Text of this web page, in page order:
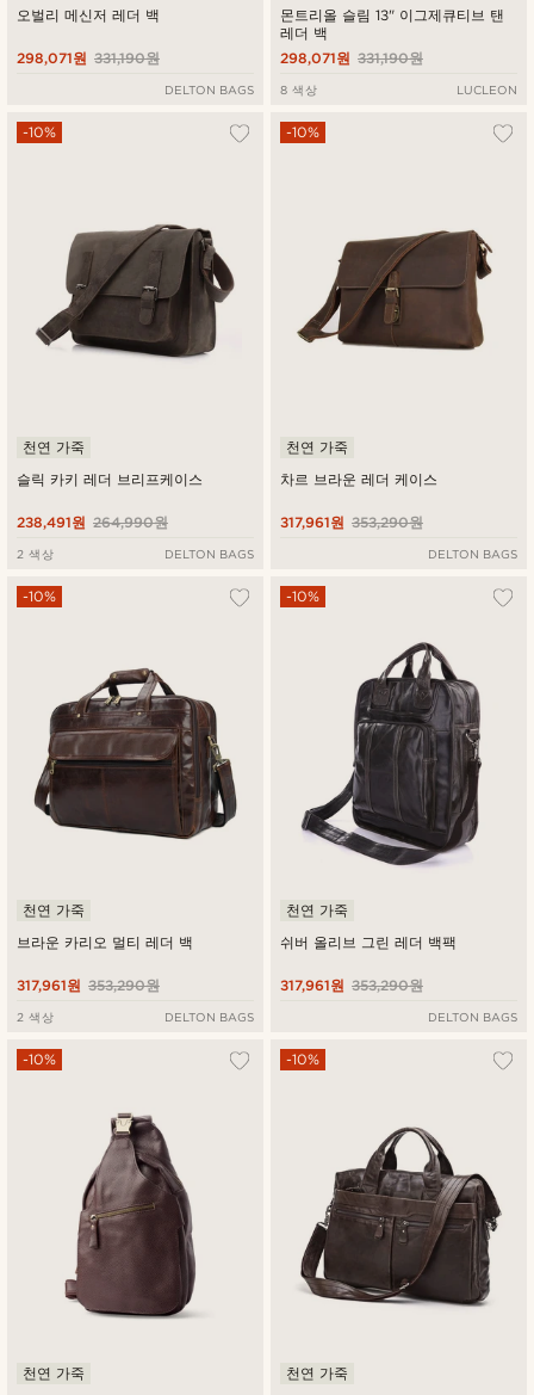
오벌리 메신저 레더 백
331,190원
298,071원
DELTON BAGS
몬트리올 슬림 13" 이그제큐티브 탠
레더 백
331,190원
298,071원
8 색상 LUCLEON
슬릭 카키 레더 브리프케이스
-10%
천연 가죽
264,990원
238,491원
2 색상 DELTON BAGS
차르 브라운 레더 케이스
-10%
천연 가죽
353,290원
317,961원
DELTON BAGS
브라운 카리오 멀티 레더 백
-10%
천연 가죽
353,290원
317,961원
2 색상 DELTON BAGS
쉬버 올리브 그린 레더 백팩
-10%
천연 가죽
353,290원
317,961원
DELTON BAGS
-10%
천연 가죽
-10%
천연 가죽